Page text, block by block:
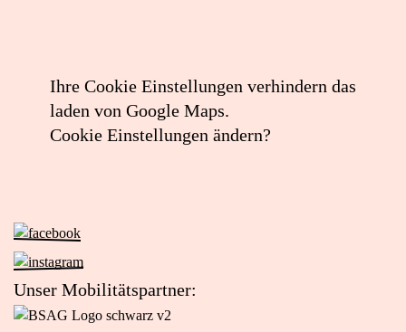
Ihre Cookie Einstellungen verhindern das
laden von Google Maps.
Cookie Einstellungen ändern?
Zur
Facebook-
Seite
von
Das
Zur
Seite
von
Unser Mobilitätspartner: